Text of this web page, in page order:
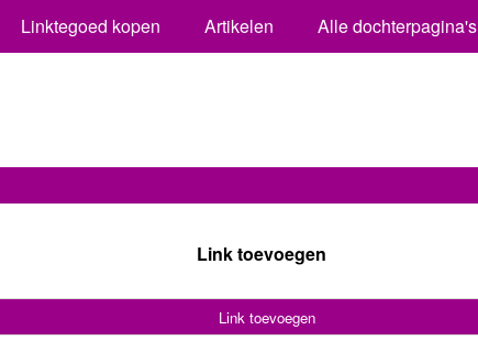
Linktegoed kopen Artikelen Alle dochterpagina's
Link toevoegen
Link toevoegen